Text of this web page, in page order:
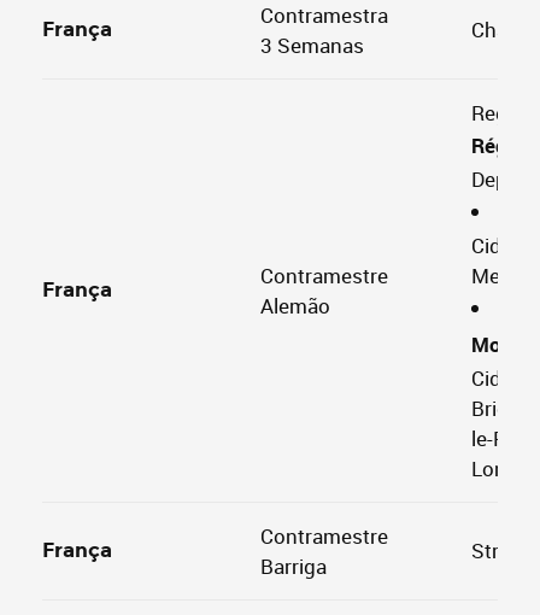
França
Contramestra
3 Semanas
França
Contramestre
Alemão
Região
Metz,
Briey,
le-
França
Contramestre
Barriga